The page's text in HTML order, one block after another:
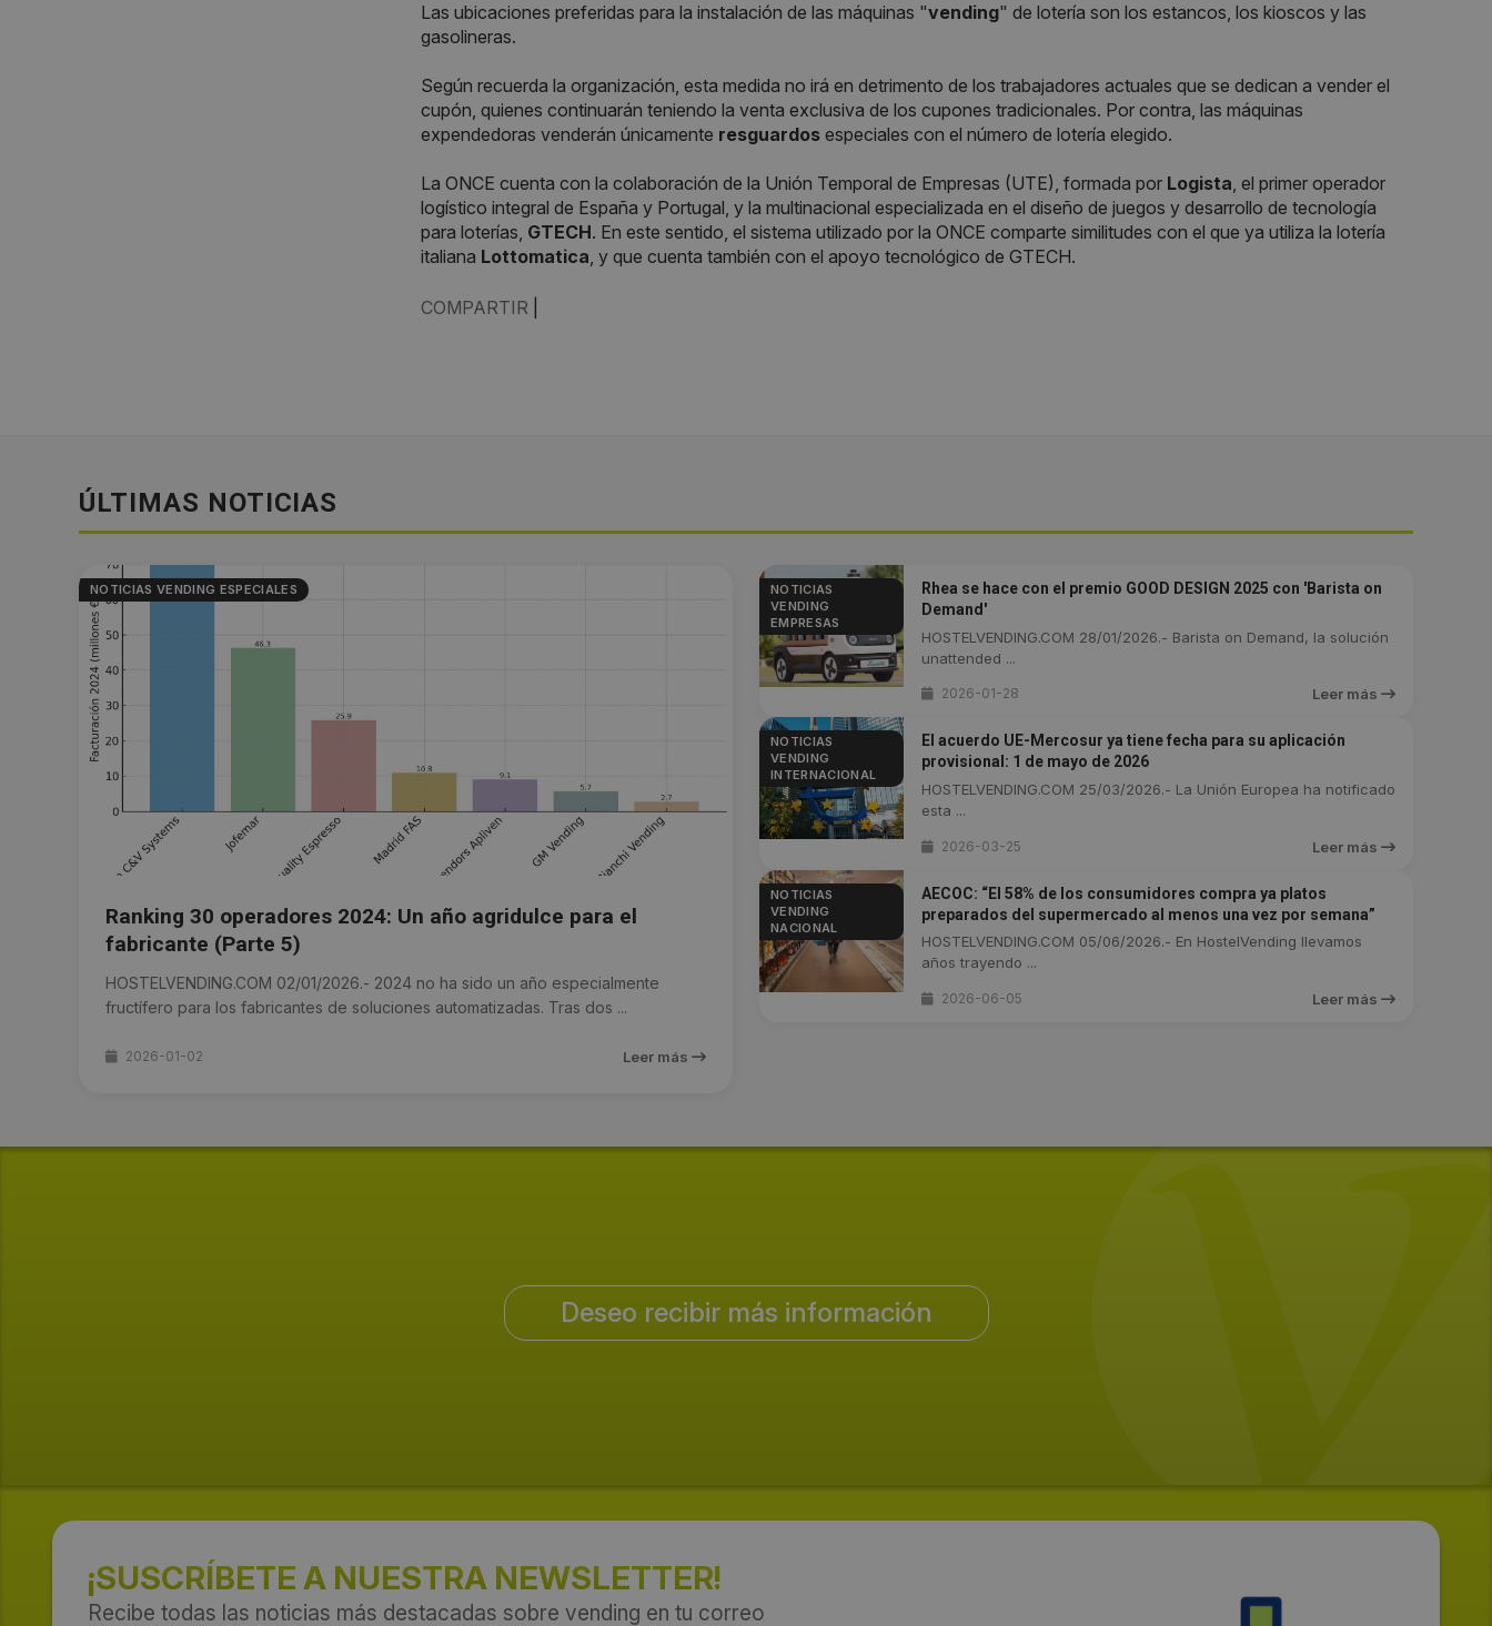
Las ubicaciones preferidas para la instalación de las máquinas "vending" de lotería son los estancos, los kioscos y las
gasolineras.
Según recuerda la organización, esta medida no irá en detrimento de los trabajadores actuales que se dedican a vender el
cupón, quienes continuarán teniendo la venta exclusiva de los cupones tradicionales. Por contra, las máquinas
expendedoras venderán únicamente resguardos especiales con el número de lotería elegido.
La ONCE cuenta con la colaboración de la Unión Temporal de Empresas (UTE), formada por Logista, el primer operador
logístico integral de España y Portugal, y la multinacional especializada en el diseño de juegos y desarrollo de tecnología
para loterías, GTECH. En este sentido, el sistema utilizado por la ONCE comparte similitudes con el que ya utiliza la lotería
italiana Lottomatica, y que cuenta también con el apoyo tecnológico de GTECH.
COMPARTIR
ÚLTIMAS NOTICIAS
NOTICIAS VENDING ESPECIALES
Ranking 30 operadores 2024: Un año agridulce para el
fabricante (Parte 5)
HOSTELVENDING.COM 02/01/2026.- 2024 no ha sido un año especialmente
fructífero para los fabricantes de soluciones automatizadas. Tras dos ...
2026-01-02 Leer más
NOTICIAS
VENDING
EMPRESAS
Rhea se hace con el premio GOOD DESIGN 2025 con 'Barista on
Demand'
HOSTELVENDING.COM 28/01/2026.- Barista on Demand, la solución
unattended ...
2026-01-28 Leer más
NOTICIAS
VENDING
INTERNACIONAL
El acuerdo UE-Mercosur ya tiene fecha para su aplicación
provisional: 1 de mayo de 2026
HOSTELVENDING.COM 25/03/2026.- La Unión Europea ha notificado
esta ...
2026-03-25 Leer más
NOTICIAS
VENDING
NACIONAL
AECOC: “El 58% de los consumidores compra ya platos
preparados del supermercado al menos una vez por semana”
HOSTELVENDING.COM 05/06/2026.- En HostelVending llevamos
años trayendo ...
2026-06-05 Leer más
Deseo recibir más información
¡SUSCRÍBETE A NUESTRA NEWSLETTER!
Recibe todas las noticias más destacadas sobre vending en tu correo